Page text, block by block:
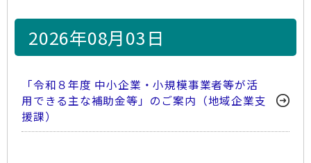
2026年08月03日
「令和８年度 中小企業・小規模事業者等が活
用できる主な補助金等」のご案内（地域企業支
援課）